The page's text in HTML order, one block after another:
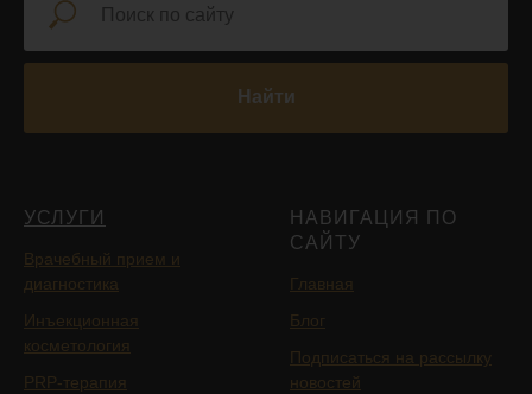
Найти
УСЛУГИ
Врачебный прием и
диагностика
Инъекционная
косметология
PRP-терапия
НАВИГАЦИЯ ПО
САЙТУ
Главная
Блог
Подписаться на рассылку
новостей